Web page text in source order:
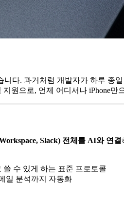
니다. 과거처럼 개발자가 하루 종
원으로, 언제 어디서나 iPhone
Slack) 전체를 AI와 연결
수 있게 하는 표준 프로토콜
일 분석까지 자동화